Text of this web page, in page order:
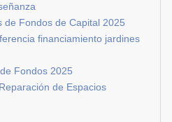
de Fondos de Capital 2025
financiamiento jardines
Fondos 2025
de Espacios